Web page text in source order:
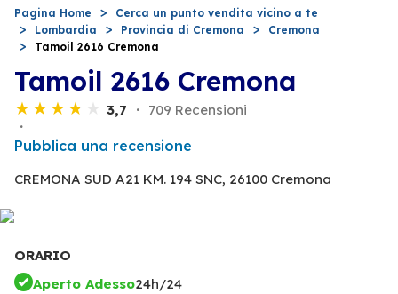
Pagina Home
Cerca un punto vendita vicino a te
Lombardia
Provincia di Cremona
Cremona
Tamoil 2616 Cremona
Tamoil 2616 Cremona
3,7 709 Recensioni
Pubblica una recensione
CREMONA SUD A21 KM. 194 SNC, 26100 Cremona
ORARIO
Aperto Adesso24h/24